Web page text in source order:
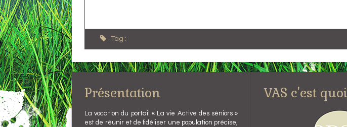
Tag :
Présentation
La vocation du portail « La vie Active des séniors »
est de réunir et de fidéliser une population précise,
VAS c'est